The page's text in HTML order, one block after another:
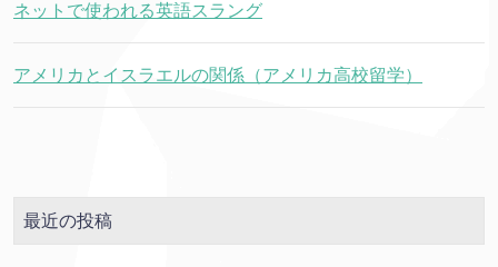
ネットで使われる英語スラング
アメリカとイスラエルの関係（アメリカ高校留学）
最近の投稿